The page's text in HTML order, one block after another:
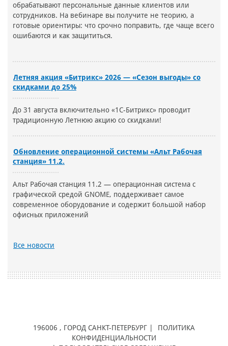
обрабатывают персональные данные клиентов или
сотрудников. На вебинаре вы получите не теорию, а
готовые ориентиры: что срочно поправить, где чаще всего
ошибаются и как защититься.
Летняя акция «Битрикс» 2026 — «Сезон выгоды» со
скидками до 25%
До 31 августа включительно «1С-Битрикс» проводит
традиционную Летнюю акцию со скидками!
Обновление операционной системы «Альт Рабочая
станция» 11.2.
Альт Рабочая станция 11.2 — операционная система с
графической средой GNOME, поддерживает самое
современное оборудование и содержит большой набор
офисных приложений
Все новости
196006 , ГОРОД САНКТ-ПЕТЕРБУРГ |
ПОЛИТИКА
КОНФИДЕНЦИАЛЬНОСТИ